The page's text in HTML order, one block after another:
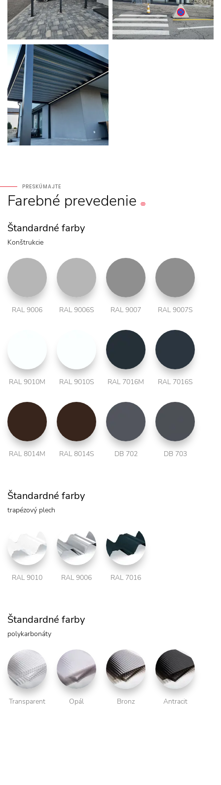
PRESKÚMAJTE
Farebné prevedenie
Štandardné farby
Konštrukcie
RAL 9006 RAL 9006S RAL 9007 RAL 9007S
RAL 9010M RAL 9010S RAL 7016M RAL 7016S
RAL 8014M RAL 8014S DB 702 DB 703
Štandardné farby
trapézový plech
RAL 9010 RAL 9006 RAL 7016
Štandardné farby
polykarbonáty
Transparent Opál Bronz Antracit